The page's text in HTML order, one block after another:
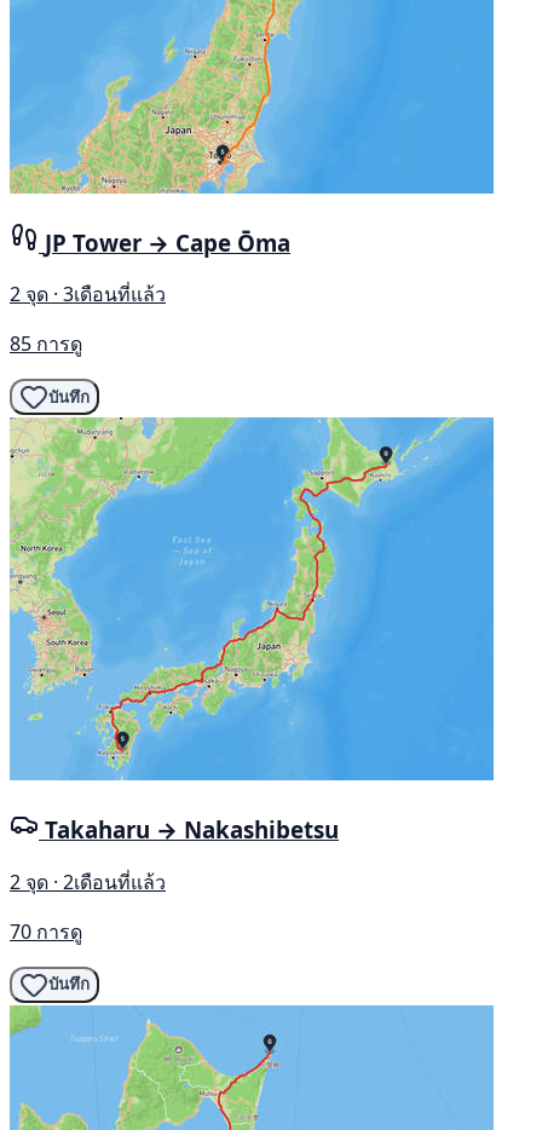
JP Tower → Cape Ōma
2 จุด · 3เดือนที่แล้ว
85 การดู
บันทึก
Takaharu → Nakashibetsu
2 จุด · 2เดือนที่แล้ว
70 การดู
บันทึก